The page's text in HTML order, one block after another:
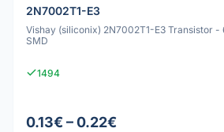
2N7002T1-E3
Vishay (siliconix) 2N7002T1-E3 Transistor -
SMD
1494
0.13€ – 0.22€